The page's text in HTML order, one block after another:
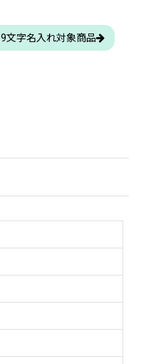
9文字名入れ対象商品